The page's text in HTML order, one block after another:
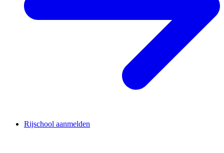
Rijschool aanmelden